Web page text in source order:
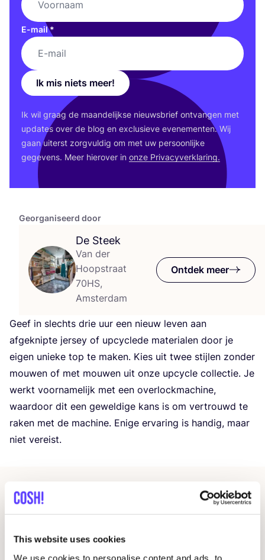
This website uses cookies
We use cookies to personalise content and ads, to
Georganiseerd door
De Steek
Van der
Hoopstraat
70HS,
Amsterdam
Ontdek meer
Geef in slechts drie uur een nieuw leven aan
afge­knip­te jer­sey of upcy­cle­de mate­ri­a­len door je
eigen unie­ke top te maken. Kies uit twee stij­len zon­der
mou­wen of met mou­wen uit onze upcy­cle col­lec­tie. Je
werkt voor­na­me­lijk met een over­lock­ma­chi­ne,
waar­door dit een gewel­di­ge kans is om ver­trouwd te
raken met de machi­ne. Eni­ge erva­ring is han­dig, maar
niet vereist.
E-mail*
Ik mis niets meer!
Ik wil graag de maan­de­lijk­se nieuws­brief ont­van­gen met
upda­tes over de blog en exclu­sie­ve eve­ne­men­ten. Wij
gaan uiterst zorg­vul­dig om met uw per­soon­lij­ke
gege­vens. Meer hier­over in onze Pri­va­cy­ver­kla­ring.
Andere evenementen